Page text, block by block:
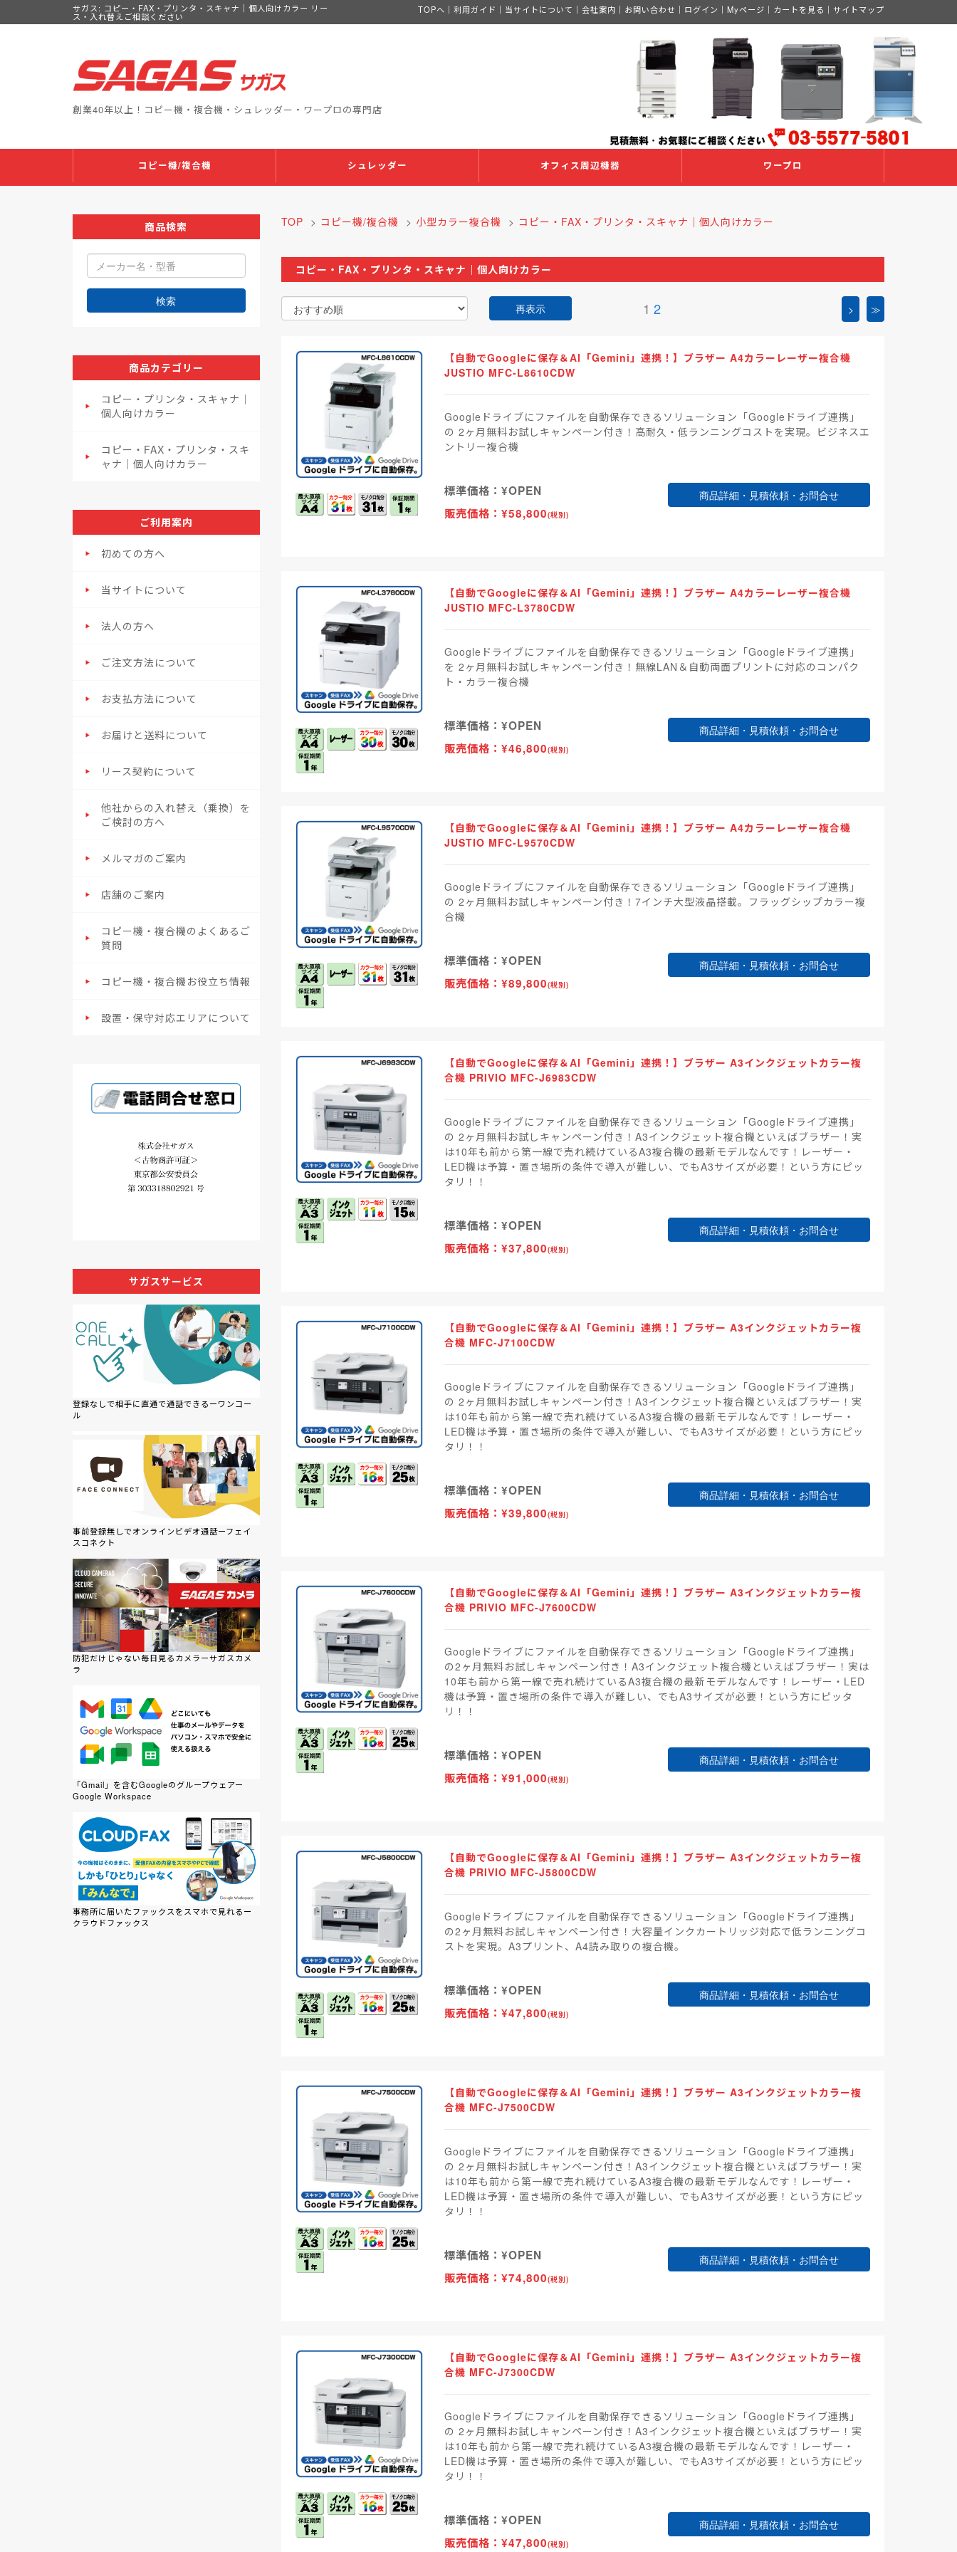
サガス: コピー・FAX・プリンタ・スキャナ｜個人向けカラー リー
ス・入れ替えご相談ください
TOPへ ｜ 利用ガイド ｜ 当サイトについて ｜ 会社案内 ｜ お問い合わせ ｜ ログイン ｜ Myページ ｜ カートを見る ｜ サイトマップ
創業40年以上！コピー機・複合機・シュレッダー・ワープロの専門店
コピー機/複合機 シュレッダー オフィス周辺機器 ワープロ
商品検索
検索
商品カテゴリー
コピー・プリンタ・スキャナ｜
個人向けカラー
コピー・FAX・プリンタ・スキ
ャナ｜個人向けカラー
ご利用案内
初めての方へ
当サイトについて
法人の方へ
ご注文方法について
お支払方法について
お届けと送料について
リース契約について
他社からの入れ替え（乗換）を
ご検討の方へ
メルマガのご案内
店舗のご案内
コピー機・複合機のよくあるご
質問
コピー機・複合機お役立ち情報
設置・保守対応エリアについて
サガスサービス
登録なしで相手に直通で通話できるーワンコー
ル
事前登録無しでオンラインビデオ通話ーフェイ
スコネクト
防犯だけじゃない毎日見るカメラーサガスカメ
ラ
「Gmail」を含むGoogleのグループウェアー
Google Workspace
事務所に届いたファックスをスマホで見れるー
クラウドファックス
TOP > コピー機/複合機 > 小型カラー複合機 > コピー・FAX・プリンタ・スキャナ｜個人向けカラー
コピー・FAX・プリンタ・スキャナ｜個人向けカラー
再表示 12 > ≫
【自動でGoogleに保存＆AI「Gemini」連携！】ブラザー A4カラーレーザー複合機
JUSTIO MFC-L8610CDW
Googleドライブにファイルを自動保存できるソリューション「Googleドライブ連携」
の 2ヶ月無料お試しキャンペーン付き！高耐久・低ランニングコストを実現。ビジネスエ
ントリー複合機
標準価格：¥OPEN
販売価格：¥58,800(税別)
商品詳細・見積依頼・お問合せ
【自動でGoogleに保存＆AI「Gemini」連携！】ブラザー A4カラーレーザー複合機
JUSTIO MFC-L3780CDW
Googleドライブにファイルを自動保存できるソリューション「Googleドライブ連携」
を 2ヶ月無料お試しキャンペーン付き！無線LAN＆自動両面プリントに対応のコンパク
ト・カラー複合機
標準価格：¥OPEN
販売価格：¥46,800(税別)
商品詳細・見積依頼・お問合せ
【自動でGoogleに保存＆AI「Gemini」連携！】ブラザー A4カラーレーザー複合機
JUSTIO MFC-L9570CDW
Googleドライブにファイルを自動保存できるソリューション「Googleドライブ連携」
の 2ヶ月無料お試しキャンペーン付き！7インチ大型液晶搭載。フラッグシップカラー複
合機
標準価格：¥OPEN
販売価格：¥89,800(税別)
商品詳細・見積依頼・お問合せ
【自動でGoogleに保存＆AI「Gemini」連携！】ブラザー A3インクジェットカラー複
合機 PRIVIO MFC-J6983CDW
Googleドライブにファイルを自動保存できるソリューション「Googleドライブ連携」
の 2ヶ月無料お試しキャンペーン付き！A3インクジェット複合機といえばブラザー！実
は10年も前から第一線で売れ続けているA3複合機の最新モデルなんです！レーザー・
LED機は予算・置き場所の条件で導入が難しい、でもA3サイズが必要！という方にピッ
タリ！！
標準価格：¥OPEN
販売価格：¥37,800(税別)
商品詳細・見積依頼・お問合せ
【自動でGoogleに保存＆AI「Gemini」連携！】ブラザー A3インクジェットカラー複
合機 MFC-J7100CDW
Googleドライブにファイルを自動保存できるソリューション「Googleドライブ連携」
の 2ヶ月無料お試しキャンペーン付き！A3インクジェット複合機といえばブラザー！実
は10年も前から第一線で売れ続けているA3複合機の最新モデルなんです！レーザー・
LED機は予算・置き場所の条件で導入が難しい、でもA3サイズが必要！という方にピッ
タリ！！
標準価格：¥OPEN
販売価格：¥39,800(税別)
商品詳細・見積依頼・お問合せ
【自動でGoogleに保存＆AI「Gemini」連携！】ブラザー A3インクジェットカラー複
合機 PRIVIO MFC-J7600CDW
Googleドライブにファイルを自動保存できるソリューション「Googleドライブ連携」
の2ヶ月無料お試しキャンペーン付き！A3インクジェット複合機といえばブラザー！実は
10年も前から第一線で売れ続けているA3複合機の最新モデルなんです！レーザー・LED
機は予算・置き場所の条件で導入が難しい、でもA3サイズが必要！という方にピッタ
リ！！
標準価格：¥OPEN
販売価格：¥91,000(税別)
商品詳細・見積依頼・お問合せ
【自動でGoogleに保存＆AI「Gemini」連携！】ブラザー A3インクジェットカラー複
合機 PRIVIO MFC-J5800CDW
Googleドライブにファイルを自動保存できるソリューション「Googleドライブ連携」
の2ヶ月無料お試しキャンペーン付き！大容量インクカートリッジ対応で低ランニングコ
ストを実現。A3プリント、A4読み取りの複合機。
標準価格：¥OPEN
販売価格：¥47,800(税別)
商品詳細・見積依頼・お問合せ
【自動でGoogleに保存＆AI「Gemini」連携！】ブラザー A3インクジェットカラー複
合機 MFC-J7500CDW
Googleドライブにファイルを自動保存できるソリューション「Googleドライブ連携」
の 2ヶ月無料お試しキャンペーン付き！A3インクジェット複合機といえばブラザー！実
は10年も前から第一線で売れ続けているA3複合機の最新モデルなんです！レーザー・
LED機は予算・置き場所の条件で導入が難しい、でもA3サイズが必要！という方にピッ
タリ！！
標準価格：¥OPEN
販売価格：¥74,800(税別)
商品詳細・見積依頼・お問合せ
【自動でGoogleに保存＆AI「Gemini」連携！】ブラザー A3インクジェットカラー複
合機 MFC-J7300CDW
Googleドライブにファイルを自動保存できるソリューション「Googleドライブ連携」
の 2ヶ月無料お試しキャンペーン付き！A3インクジェット複合機といえばブラザー！実
は10年も前から第一線で売れ続けているA3複合機の最新モデルなんです！レーザー・
LED機は予算・置き場所の条件で導入が難しい、でもA3サイズが必要！という方にピッ
タリ！！
標準価格：¥OPEN
販売価格：¥47,800(税別)
商品詳細・見積依頼・お問合せ